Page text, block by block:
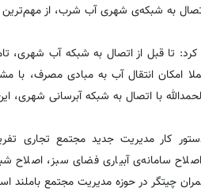
به شبکه‌ی شهری آب شرب، از مهم‌ترین
تا قبل از اتصال به شبکه آب شهری،
امکان انتقال آب به مبادی مصرف، با
با اتصال به شبکه آبرسانی
دستور کار مدیریت جدید مجتمع تجاری
سامانه‌ی آبیاری فضای سبز، اصلاح
چیتگر در حوزه مدیریت مجتمع باملند